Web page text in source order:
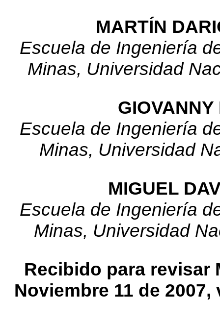
MARTÍN
Escuela de Ingeniería
Minas, Universidad
Escuela de Ingeniería
Minas, Universidad
MIGUEL
Escuela de Ingeniería
Minas, Universidad
Recibido para revisar
Noviembre 11 de